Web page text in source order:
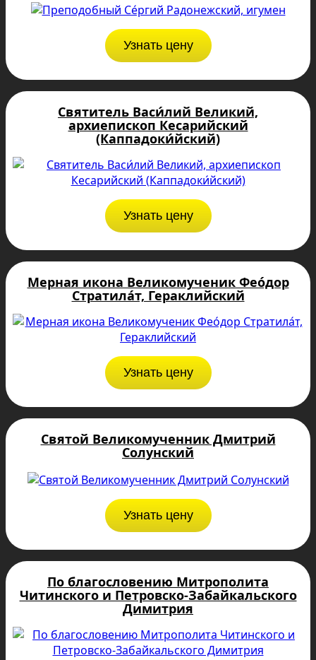
Узнать цену
Святитель Васи́лий Великий,
архиепископ Кесарийский
(Каппадоки́йский)
Узнать цену
Мерная икона Великомученик Фео́дор
Стратила́т, Гераклийский
Узнать цену
Святой Великомученник Дмитрий
Солунский
Узнать цену
По благословению Митрополита
Читинского и Петровско-Забайкальского
Димитрия